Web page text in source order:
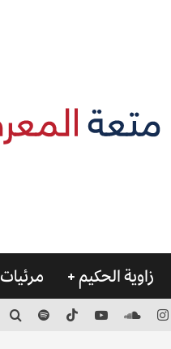
زاوية الحكيم مرئيات